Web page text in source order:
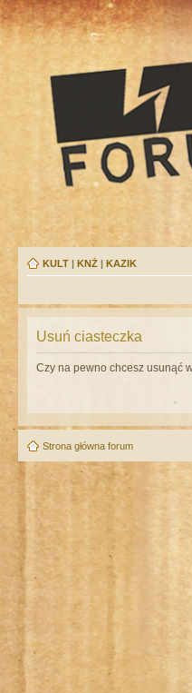
KULT | KNŻ | KAZIK
Usuń ciasteczka
Czy na pewno chcesz usunąć
Strona główna forum